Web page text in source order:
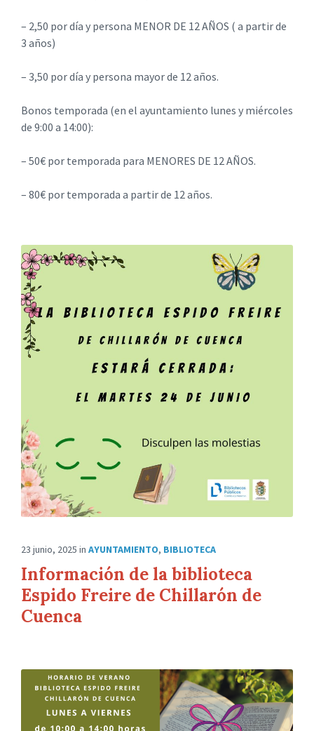
– 2,50 por día y persona MENOR DE 12 AÑOS ( a partir de
3 años)
– 3,50 por día y persona mayor de 12 años.
Bonos temporada (en el ayuntamiento lunes y miércoles
de 9:00 a 14:00):
– 50€ por temporada para MENORES DE 12 AÑOS.
– 80€ por temporada a partir de 12 años.
23 junio, 2025 in AYUNTAMIENTO, BIBLIOTECA
Información de la biblioteca
Espido Freire de Chillarón de
Cuenca